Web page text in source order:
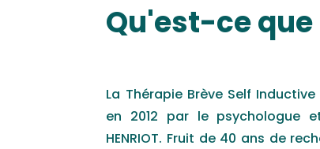
Qu'est-ce que
La Thérapie Brève Self
en 2012 par le psychologue
HENRIOT. Fruit de 40 ans de